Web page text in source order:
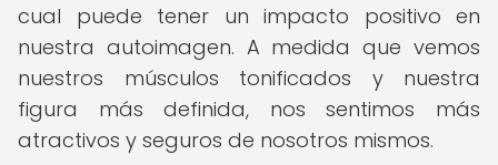
cual puede tener un impacto positivo en
nuestra autoimagen. A medida que vemos
nuestros músculos tonificados y nuestra
figura más definida, nos sentimos más
atractivos y seguros de nosotros mismos.